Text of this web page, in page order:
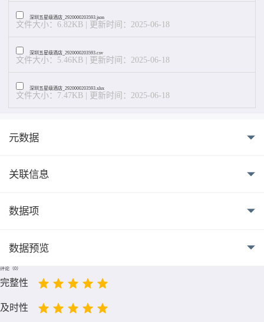
深圳五星级酒店_2920000203593.json
文件大小：6.82KB | 更新时间：2025-06-18
深圳五星级酒店_2920000203593.csv
文件大小：5.46KB | 更新时间：2025-06-18
深圳五星级酒店_2920000203593.xlsx
文件大小：7.47KB | 更新时间：2025-06-18
元数据
关联信息
数据项
数据预览
评论（0）
完整性
及时性